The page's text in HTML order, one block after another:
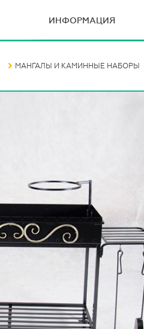
ИНФОРМАЦИЯ
МАНГАЛЫ И КАМИННЫЕ НАБОРЫ